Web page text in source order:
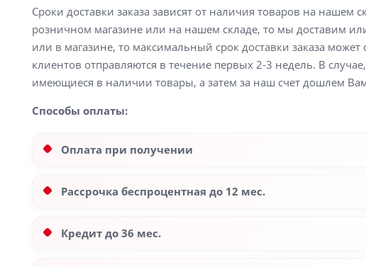
Сроки доставки заказа зависят от наличия товаров на
розничном магазине или на нашем складе, то мы доставим
или в магазине, то максимальный срок доставки заказа
клиентов отправляются в течение первых 2-3 недель. В
имеющиеся в наличии товары, а затем за наш счет дошлем Вам
Способы оплаты:
Оплата при получении
Рассрочка беспроцентная до 12 мес.
Кредит до 36 мес.